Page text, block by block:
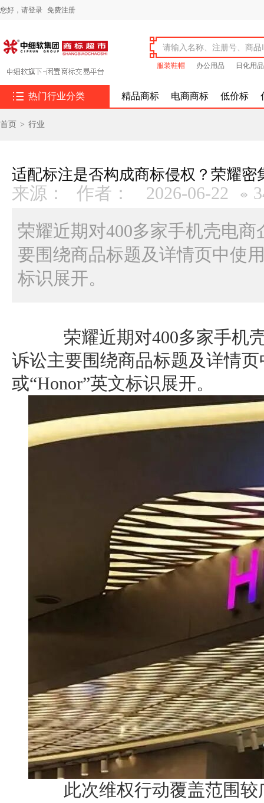
您好， 请登录 免费注册
服装鞋帽 办公用品 日化用品
 热门行业分类 精品商标 电商商标 低价标
首页 > 行业
适配标注是否构成商标侵权？荣耀密
来源： 作者： 2026-06-22
荣耀近期对400多家手机壳电
要围绕商品标题及详情页中使
标识展开。
荣耀近期对400多家手机壳
诉讼主要围绕商品标题及详情
或“Honor”英文标识展开。
此次维权行动覆盖范围较